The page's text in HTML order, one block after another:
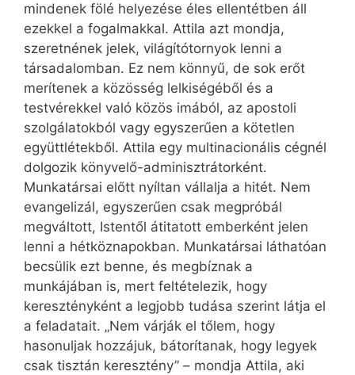
mindenek fölé helyezése éles ellentétben áll
ezekkel a fogalmakkal. Attila azt mondja,
szeretnének jelek, világítótornyok lenni a
társadalomban. Ez nem könnyű, de sok erőt
merítenek a közösség lelkiségéből és a
testvérekkel való közös imából, az apostoli
szolgálatokból vagy egyszerűen a kötetlen
együttlétekből. Attila egy multinacionális cégnél
dolgozik könyvelő-adminisztrátorként.
Munkatársai előtt nyíltan vállalja a hitét. Nem
evangelizál, egyszerűen csak megpróbál
megváltott, Istentől átitatott emberként jelen
lenni a hétköznapokban. Munkatársai láthatóan
becsülik ezt benne, és megbíznak a
munkájában is, mert feltételezik, hogy
keresztényként a legjobb tudása szerint látja el
a feladatait. „Nem várják el tőlem, hogy
hasonuljak hozzájuk, bátorítanak, hogy legyek
csak tisztán keresztény” – mondja Attila, aki